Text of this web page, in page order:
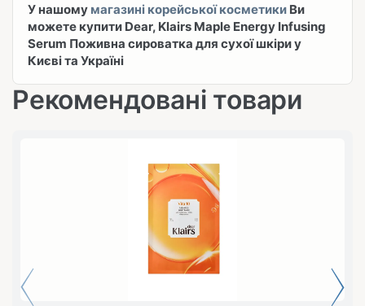
У нашому магазині корейської косметики Ви
можете купити Dear, Klairs Maple Energy Infusing
Serum Поживна сироватка для сухої шкіри у
Києві та Україні
Рекомендовані товари